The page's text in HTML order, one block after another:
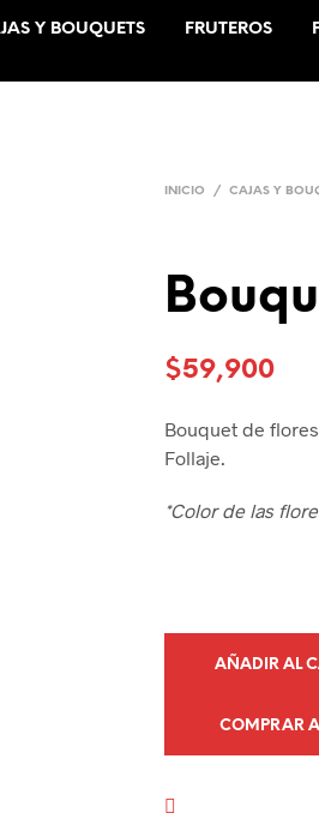
Y BOUQUETS FRUTEROS
INICIO / CAJAS Y
$59,900
Bouquet de
Follaje.
*Color de las
AÑADIR AL
COMPRAR